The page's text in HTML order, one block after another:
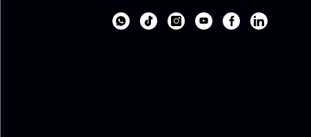
לעמוד הלינקדאין של מכללת אפקה
לעמוד הפייסבוק של מכללת אפקה
לעמוד היוטיוב של מכללת אפקה
לעמוד האינסטגרם של מכללת אפקה
לעמוד הטיקטוק של מכללת אפקה
לוואטסאפ של מכללת אפקה